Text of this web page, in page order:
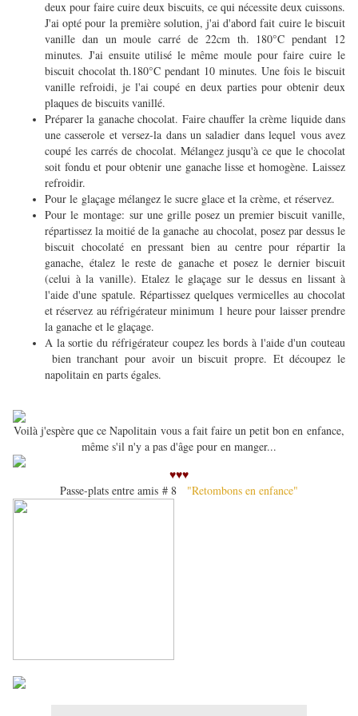
deux pour faire cuire deux biscuits, ce qui nécessite deux cuissons.
J'ai opté pour la première solution, j'ai d'abord fait cuire le biscuit
vanille dan un moule carré de 22cm th. 180°C pendant 12
minutes. J'ai ensuite utilisé le même moule pour faire cuire le
biscuit chocolat th.180°C pendant 10 minutes. Une fois le biscuit
vanille refroidi, je l'ai coupé en deux parties pour obtenir deux
plaques de biscuits vanillé.
Préparer la ganache chocolat. Faire chauffer la crème liquide dans
une casserole et versez-la dans un saladier dans lequel vous avez
coupé les carrés de chocolat. Mélangez jusqu'à ce que le chocolat
soit fondu et pour obtenir une ganache lisse et homogène. Laissez
refroidir.
Pour le glaçage mélangez le sucre glace et la crème, et réservez.
Pour le montage: sur une grille posez un premier biscuit vanille,
répartissez la moitié de la ganache au chocolat, posez par dessus le
biscuit chocolaté en pressant bien au centre pour répartir la
ganache, étalez le reste de ganache et posez le dernier biscuit
(celui à la vanille). Etalez le glaçage sur le dessus en lissant à
l'aide d'une spatule. Répartissez quelques vermicelles au chocolat
et réservez au réfrigérateur minimum 1 heure pour laisser prendre
la ganache et le glaçage.
A la sortie du réfrigérateur coupez les bords à l'aide d'un couteau
bien tranchant pour avoir un biscuit propre. Et découpez le
napolitain en parts égales.
Voilà j'espère que ce Napolitain vous a fait faire un petit bon en enfance,
même s'il n'y a pas d'âge pour en manger...
♥♥♥
Passe-plats entre amis # 8 "Retombons en enfance"